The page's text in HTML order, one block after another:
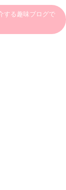
する趣味ブログで